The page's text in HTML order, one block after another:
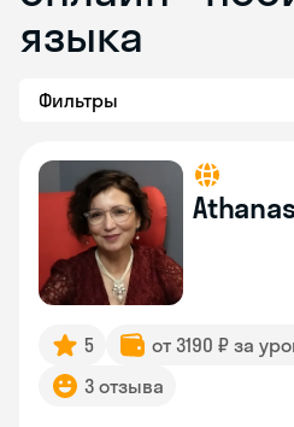
языка
Фильтры
5 от 3190 ₽ за
3 отзыва